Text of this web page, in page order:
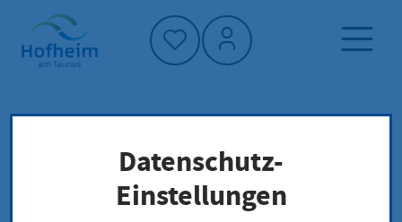
Startseite"
Dienstleistung-Finder
Lokale Anliegen
Errichtung und Betrieb einer
Datenschutz-
Einstellungen